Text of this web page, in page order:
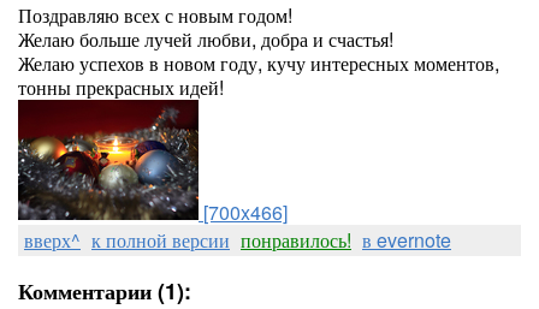
Поздравляю всех с новым годом!
Желаю больше лучей любви, добра и счастья!
Желаю успехов в новом году, кучу интересных моментов,
тонны прекрасных идей!
[700x466]
вверх^ к полной версии понравилось! в evernote
Комментарии (1):